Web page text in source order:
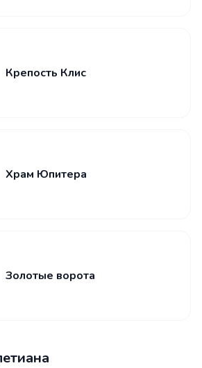
Крепость Клис
Храм Юпитера
Золотые ворота